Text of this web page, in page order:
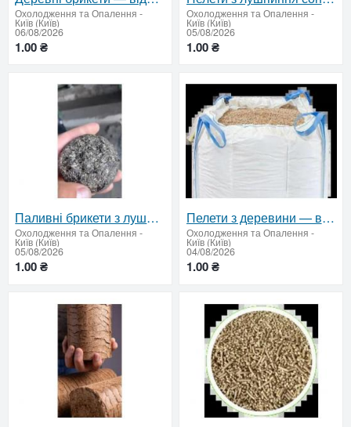
Охолодження та Опалення -
Київ (Київ)
06/08/2026
1.00 ₴
Охолодження та Опалення -
Київ (Київ)
05/08/2026
1.00 ₴
Паливні брикети з лушпиння — відвантаження від 22 тонн
Охолодження та Опалення -
Київ (Київ)
05/08/2026
1.00 ₴
Пелети з деревини — відвантаження від 22 тонн
Охолодження та Опалення -
Київ (Київ)
04/08/2026
1.00 ₴